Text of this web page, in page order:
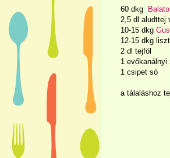
60 dkg
2,5 dl aludttej
10-15 dkg
12-15 dkg liszt
2 dl tejföl
1 evőkanálnyi
1 csipet só
a tálaláshoz